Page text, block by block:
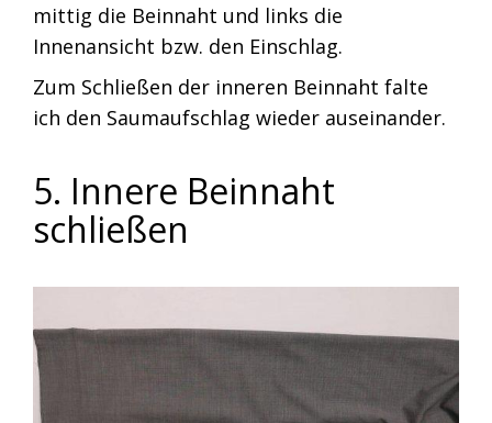
mittig die Beinnaht und links die
Innenansicht bzw. den Einschlag.
Zum Schließen der inneren Beinnaht falte
ich den Saumaufschlag wieder auseinander.
5. Innere Beinnaht
schließen